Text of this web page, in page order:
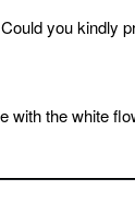
you kindly
with the white